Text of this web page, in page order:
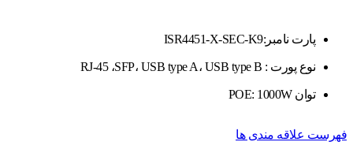
پارت نامبر:ISR4451-X-SEC-K9
نوع پورت : RJ-45 ،SFP، USB type A، USB type B
توان POE: 1000W
فهرست علاقه مندی ها